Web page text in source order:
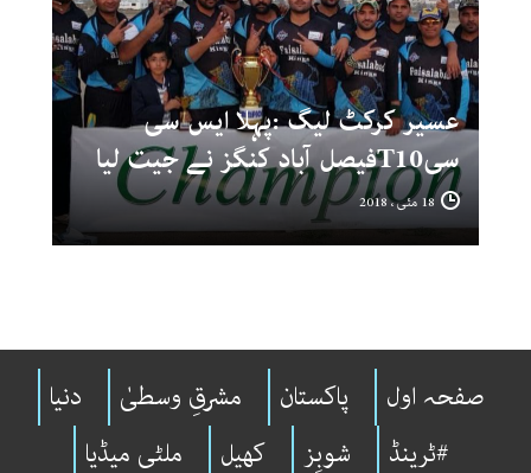
عسیر کرکٹ لیگ :پہلا ایس سی
سیT10فیصل آباد کنگز نے جیت لیا
صفحہ اول پاکستان مشرقِ وسطیٰ
دنیا
#ٹرینڈ
شوبِز کھیل ملٹی میڈیا